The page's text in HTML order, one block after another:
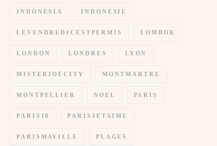
INDONESIA INDONESIE
LEVENDREDICESTPERMIS LOMBOK
LONDON LONDRES LYON
MISTERJOECITY MONTMARTRE
MONTPELLIER NOEL PARIS
PARIS18 PARISJETAIME
PARISMAVILLE PLAGES